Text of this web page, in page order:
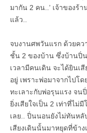
มากัน 2 คน..’ เจ้าของร้
แล้ว..
จบงานศพวันแรก ด้วยค
ชั้น 2 ของบ้าน ซึ่งบ้านปิ่
เวลามีคนเดิน จะได้ยินเ
อยู่ เพราะพ่อมาจากไปโ
ทะเลาะกับพ่อรุนแรง จน
ยิ่งเสียใจเป็น 2 เท่าที่ไ
เลย.. ปิ่นนอนยังไม่ทันหลั
เสียงเดินนั้นมาหยุดที่ข้า